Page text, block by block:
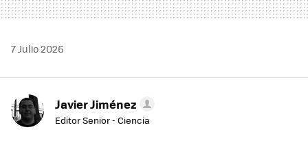
7 Julio 2026
Javier Jiménez
Editor Senior - Ciencia